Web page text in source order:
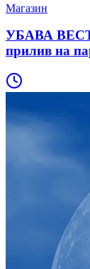
Магазин
УБАВА ВЕСТ:
прилив на